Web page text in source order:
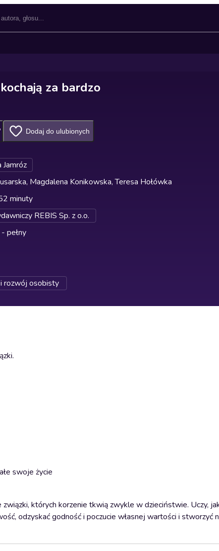
za bardzo
Dodaj do ulubionych
Jamróz
Magdalena Konikowska, Teresa Hołówka
minuty
REBIS Sp. z o.o.
pełny
rozwój osobisty
swoje życie
których korzenie tkwią zwykle w dzieciństwie. Uczy,
odzyskać godność i poczucie własnej wartości i stworzyć